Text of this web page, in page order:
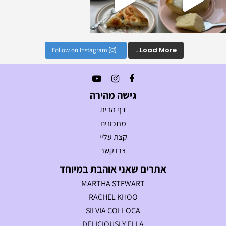
Load More...
Follow on Instagram
גישה מהירה
דף הבית
מתכונים
קצת עליי
צרו קשר
אתרים שאני אוהבת במיוחד
MARTHA STEWART
RACHEL KHOO
SILVIA COLLOCA